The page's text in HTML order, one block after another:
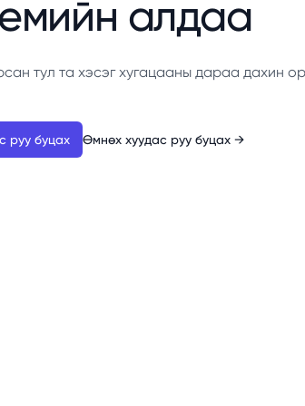
алдаа
тул та хэсэг хугацааны дараа дахин
руу буцах Өмнөх хуудас руу буцах →